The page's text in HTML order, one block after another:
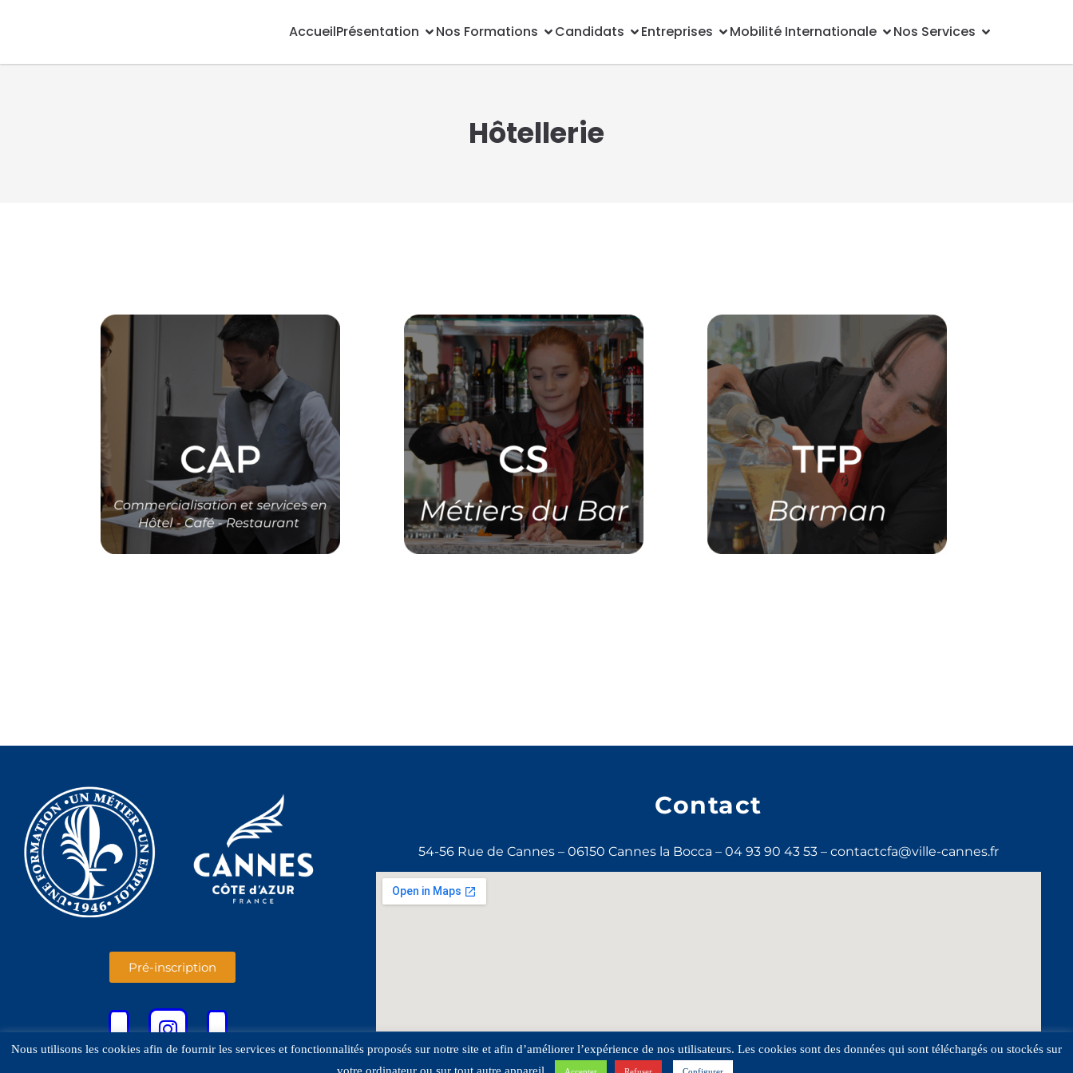
AccueilPrésentation Nos Formations Candidats Entreprises Mobilité Internationale Nos Services
Hôtellerie
Pré-inscription
Contact
54-56 Rue de Cannes – 06150 Cannes la Bocca – 04 93 90 43 53 – contactcfa@ville-cannes.fr
Nous utilisons les cookies afin de fournir les services et fonctionnalités proposés sur notre site et afin d’améliorer l’expérience de nos utilisateurs. Les cookies sont des données qui sont téléchargés ou stockés sur